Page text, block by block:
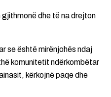
dhe të na drejton
se është mirënjohës ndaj
komunitetit ndërkombëtar
kërkojnë paqe dhe